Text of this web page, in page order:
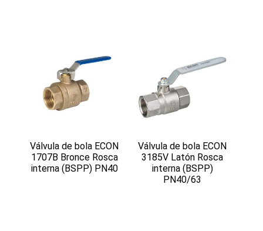
Válvula de bola ECON
1707B Bronce Rosca
interna (BSPP) PN40
Válvula de bola ECON
3185V Latón Rosca
interna (BSPP)
PN40/63